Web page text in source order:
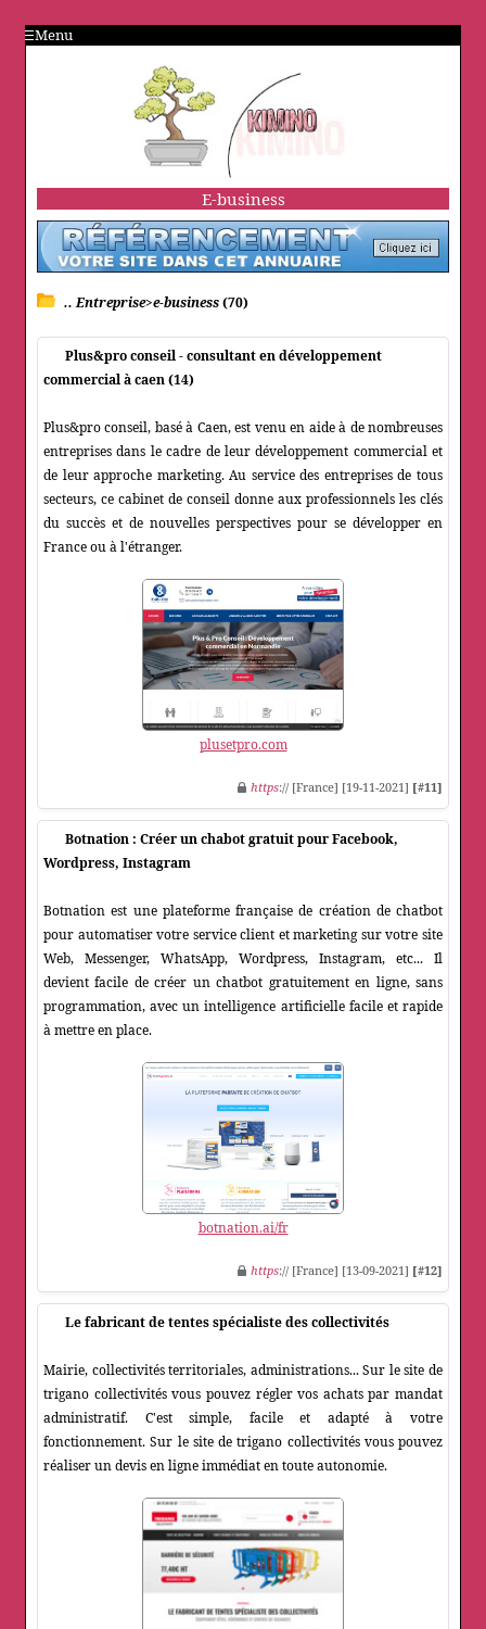
Menu
E-business
.. Entreprise>e-business(70)
Plus&pro conseil - consultant en développement
commercial à caen (14)
Plus&pro conseil, basé à Caen, est venu en aide à de nombreuses
entreprises dans le cadre de leur développement commercial et
de leur approche marketing. Au service des entreprises de tous
secteurs, ce cabinet de conseil donne aux professionnels les clés
du succès et de nouvelles perspectives pour se développer en
France ou à l'étranger.
plusetpro.com
https:// [France] [19-11-2021] [#11]
Botnation : Créer un chabot gratuit pour Facebook,
Wordpress, Instagram
Botnation est une plateforme française de création de chatbot
pour automatiser votre service client et marketing sur votre site
Web, Messenger, WhatsApp, Wordpress, Instagram, etc... Il
devient facile de créer un chatbot gratuitement en ligne, sans
programmation, avec un intelligence artificielle facile et rapide
à mettre en place.
botnation.ai/fr
https:// [France] [13-09-2021] [#12]
Le fabricant de tentes spécialiste des collectivités
Mairie, collectivités territoriales, administrations... Sur le site de
trigano collectivités vous pouvez régler vos achats par mandat
administratif. C'est simple, facile et adapté à votre
fonctionnement. Sur le site de trigano collectivités vous pouvez
réaliser un devis en ligne immédiat en toute autonomie.